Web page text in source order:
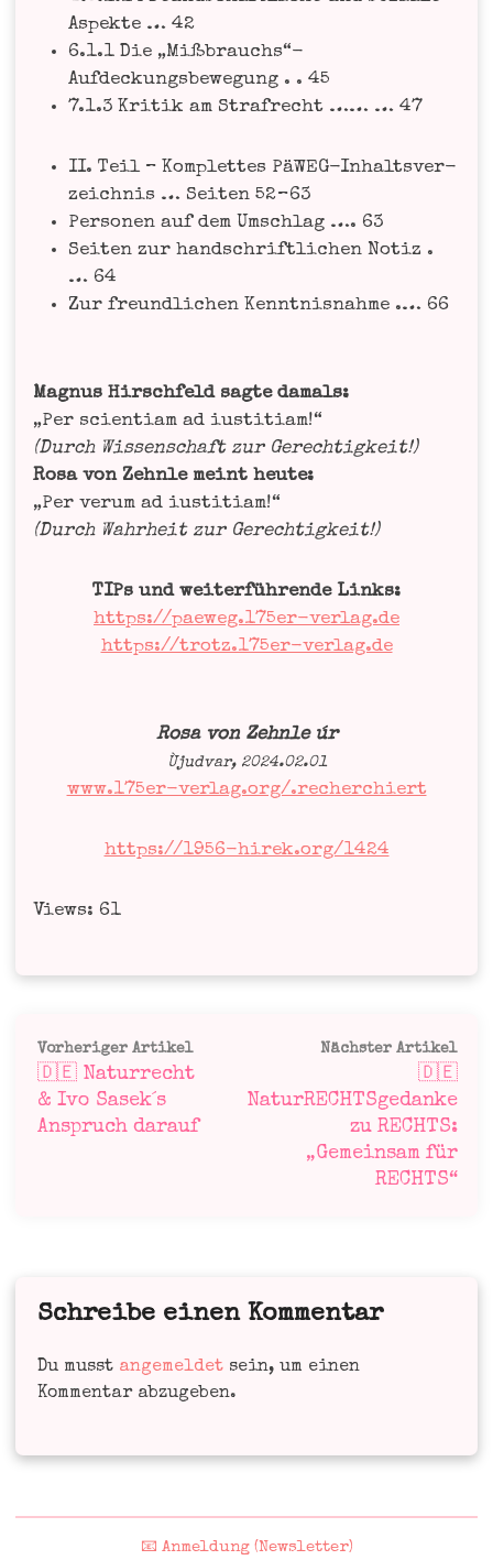
Aspek­te … 42
6.1.1 Die „Mißbrauchs“-
Aufdeckungsbewegung . . 45
7.1.3 Kri­tik am Straf­recht …… … 47
II. Teil – Kom­plet­tes PäWEG-Inhalts­ver­
zeich­nis … Sei­ten 52 – 63
Per­so­nen auf dem Umschlag …. 63
Sei­ten zur hand­schrift­li­chen Notiz .
… 64
Zur freund­li­chen Kennt­nis­nah­me .… 66
Magnus Hirsch­feld sag­te damals:
„Per sci­en­ti­am ad ius­ti­ti­am!“
(Durch Wis­sen­schaft zur Gerech­tig­keit!)
Rosa von Zehn­le meint heu­te:
„Per ver­um ad ius­ti­ti­am!“
(Durch Wahr­heit zur Gerechtigkeit!)
TIPs und wei­ter­füh­ren­de Links:
https://paeweg.175er-verlag.de
https://trotz.175er-verlag.de
Rosa von Zehn­le úr
Ùjud­var, 2024.02.01
www.175er-verlag.org/.recherchiert
https://1956-hirek.org/1424
Views: 61
Beitragsnavigation
Vorheriger ArtikelVorheriger
Artikel:
🇩🇪 Naturrecht
& Ivo Sasek´s
Anspruch darauf
Nächster Artikel
🇩🇪
NaturRECHTSgedanke
zu RECHTS:
„Gemeinsam für
RECHTS“
Schreibe einen Kommentar
Du musst angemeldet sein, um einen
Kommentar abzugeben.
📧 Anmeldung (Newsletter)